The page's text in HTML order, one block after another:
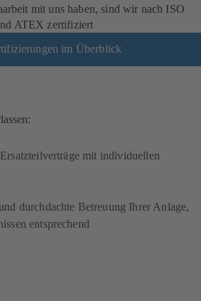
mit uns haben, sind wir nach ISO
ATEX zertifiziert
im Überblick
mit individuellen
durchdachte Betreuung Ihrer Anlage,
entsprechend